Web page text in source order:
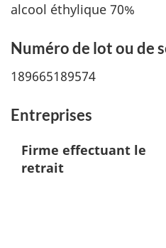
alcool éthylique 70%
Numéro de lot ou de
189665189574
Entreprises
Firme effectuant le
retrait